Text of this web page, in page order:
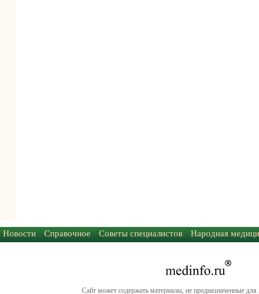
Новости Справочное Советы специалистов Народная
Сайт может содержать материалы, не предназначенные